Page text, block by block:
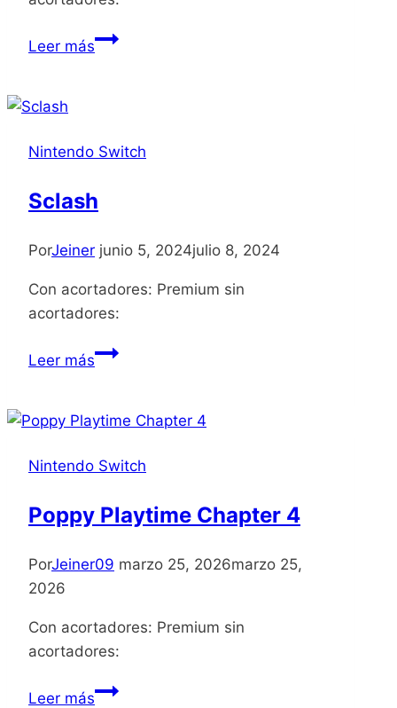
Leer másGarfield
Can
Nintendo Switch
Sclash
PorJeiner junio 5, 2024julio 8, 2024
Con acortadores: Premium sin
acortadores:
Leer másSclash
Nintendo Switch
Poppy Playtime Chapter 4
PorJeiner09 marzo 25, 2026marzo 25,
2026
Con acortadores: Premium sin
acortadores:
Leer másPoppy